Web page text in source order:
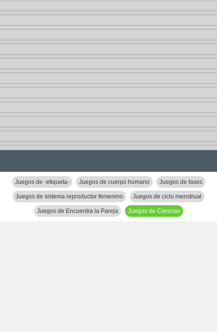
Juegos de -etiqueta- Juegos de cuerpo humano Juegos de fases
Juegos de sistema reproductor femenino Juegos de ciclo menstrual
Juegos de Encuentra la Pareja Juegos de Ciencias